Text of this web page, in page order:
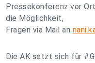
Pressekonferenz vor
die Möglichkeit,
Fragen via Mail an
Die AK setzt sich für